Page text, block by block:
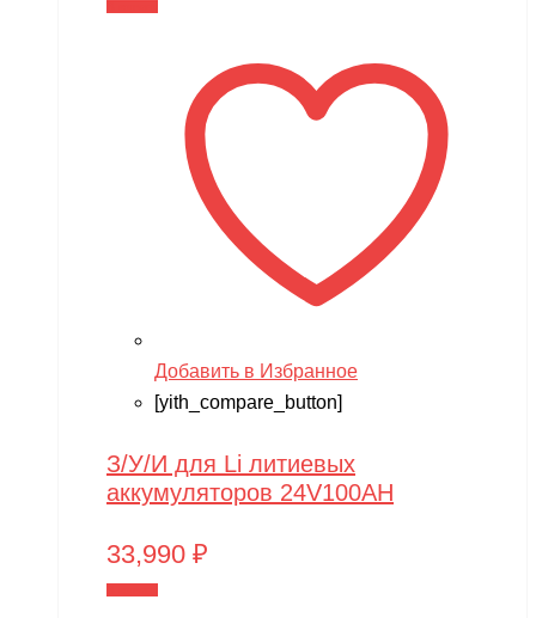
Добавить в Избранное
[yith_compare_button]
З/У/И для Li литиевых
аккумуляторов 24V100AH
33,990 ₽